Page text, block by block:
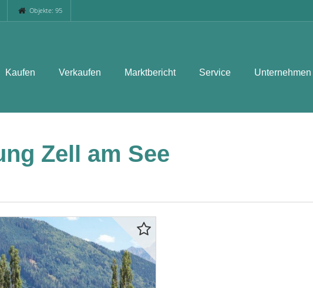
Objekte: 95
Kaufen Verkaufen Marktbericht Service Unternehmen
Zell am See